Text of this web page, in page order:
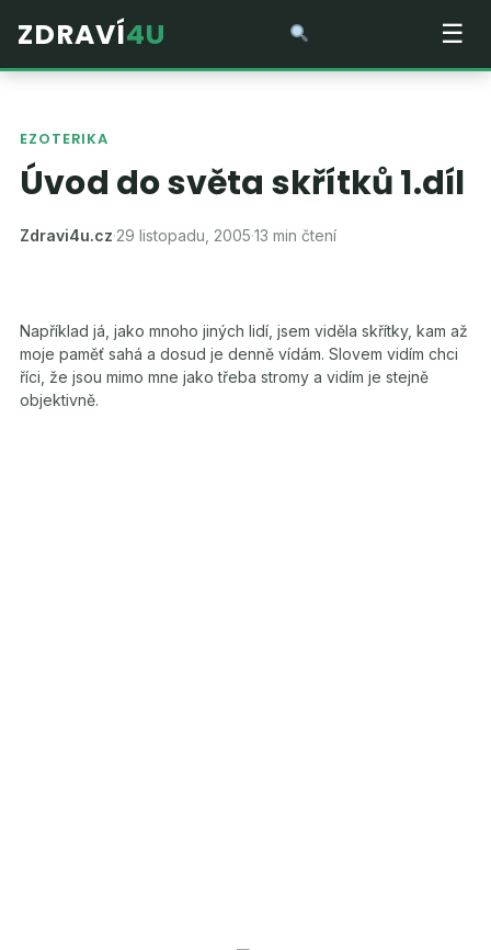
ZDRAVÍ4U ☰
EZOTERIKA
Úvod do světa skřítků 1.díl
Zdravi4u.cz·29 listopadu, 2005·13 min čtení
Například já, jako mnoho jiných lidí, jsem viděla skřítky, kam až
moje paměť sahá a dosud je denně vídám. Slovem vidím chci
říci, že jsou mimo mne jako třeba stromy a vidím je stejně
objektivně.